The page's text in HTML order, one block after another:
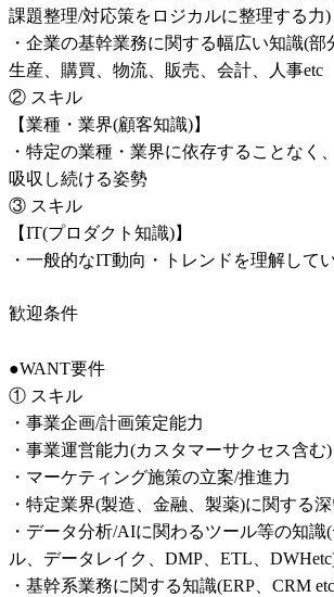
課題整理/対応策をロジカルに整理する力)
・企業の基幹業務に関する幅広い知識(部
生産、購買、物流、販売、会計、人事etc
② スキル
【業種・業界(顧客知識)】
・特定の業種・業界に依存することなく
吸収し続ける姿勢
③ スキル
【IT(プロダクト知識)】
・一般的なIT動向・トレンドを理解して
歓迎条件
●WANT要件
① スキル
・事業企画/計画策定能力
・事業運営能力(カスタマーサクセス含む)
・マーケティング施策の立案/推進力
・特定業界(製造、金融、製薬)に関する
・データ分析/AIに関わるツール等の知識
ル、データレイク、DMP、ETL、
・基幹系業務に関する知識(ERP、CRM